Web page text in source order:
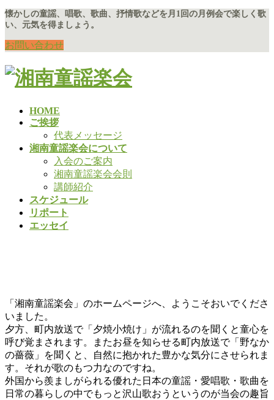
コ
ン
テ
ン
ツ
に
ナ
ビ
ゲ
ー
シ
ョ
懐かしの童謡、唱歌、歌曲、抒情歌などを月1回の月例会で楽しく歌
い、元気を得ましょう。
お問い合わせ
HOME
ご挨拶
代表メッセージ
湘南童謡楽会について
入会のご案内
湘南童謡楽会会則
講師紹介
スケジュール
リポート
エッセイ
「湘南童謡楽会」のホームページへ、ようこそおいでくださ
いました。
夕方、町内放送で「夕焼小焼け」が流れるのを聞くと童心を
呼び覚まされます。またお昼を知らせる町内放送で「野なか
の薔薇」を聞くと、自然に抱かれた豊かな気分にさせられま
す。それが歌のもつ力なのですね。
外国から羨ましがられる優れた日本の童謡・愛唱歌・歌曲を
日常の暮らしの中でもっと沢山歌おうというのが当会の趣旨